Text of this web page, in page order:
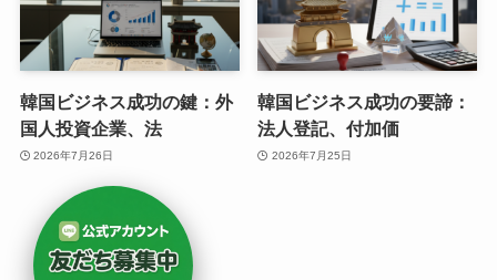
韓国ビジネス成功の鍵：外
国人投資企業、法
2026年7月26日
韓国ビジネス成功の要諦：
法人登記、付加価
2026年7月25日